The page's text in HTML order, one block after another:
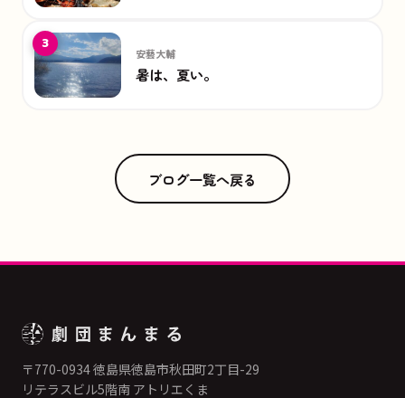
3 安藝大輔
暑は、夏い。
ブログ一覧へ戻る
〒770-0934 徳島県徳島市秋田町2丁目-29
リテラスビル5階南 アトリエくま